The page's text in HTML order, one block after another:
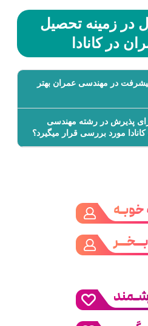
در زمینه تحصیل
در کانادا
در مهندسی عمران بهتر
پذیرش در رشته مهندسی
مورد بررسی قرار می­گیرد؟